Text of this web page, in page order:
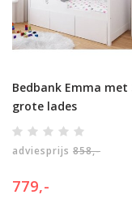
Bedbank Emma met
grote lades
adviesprijs 858,-
779,-